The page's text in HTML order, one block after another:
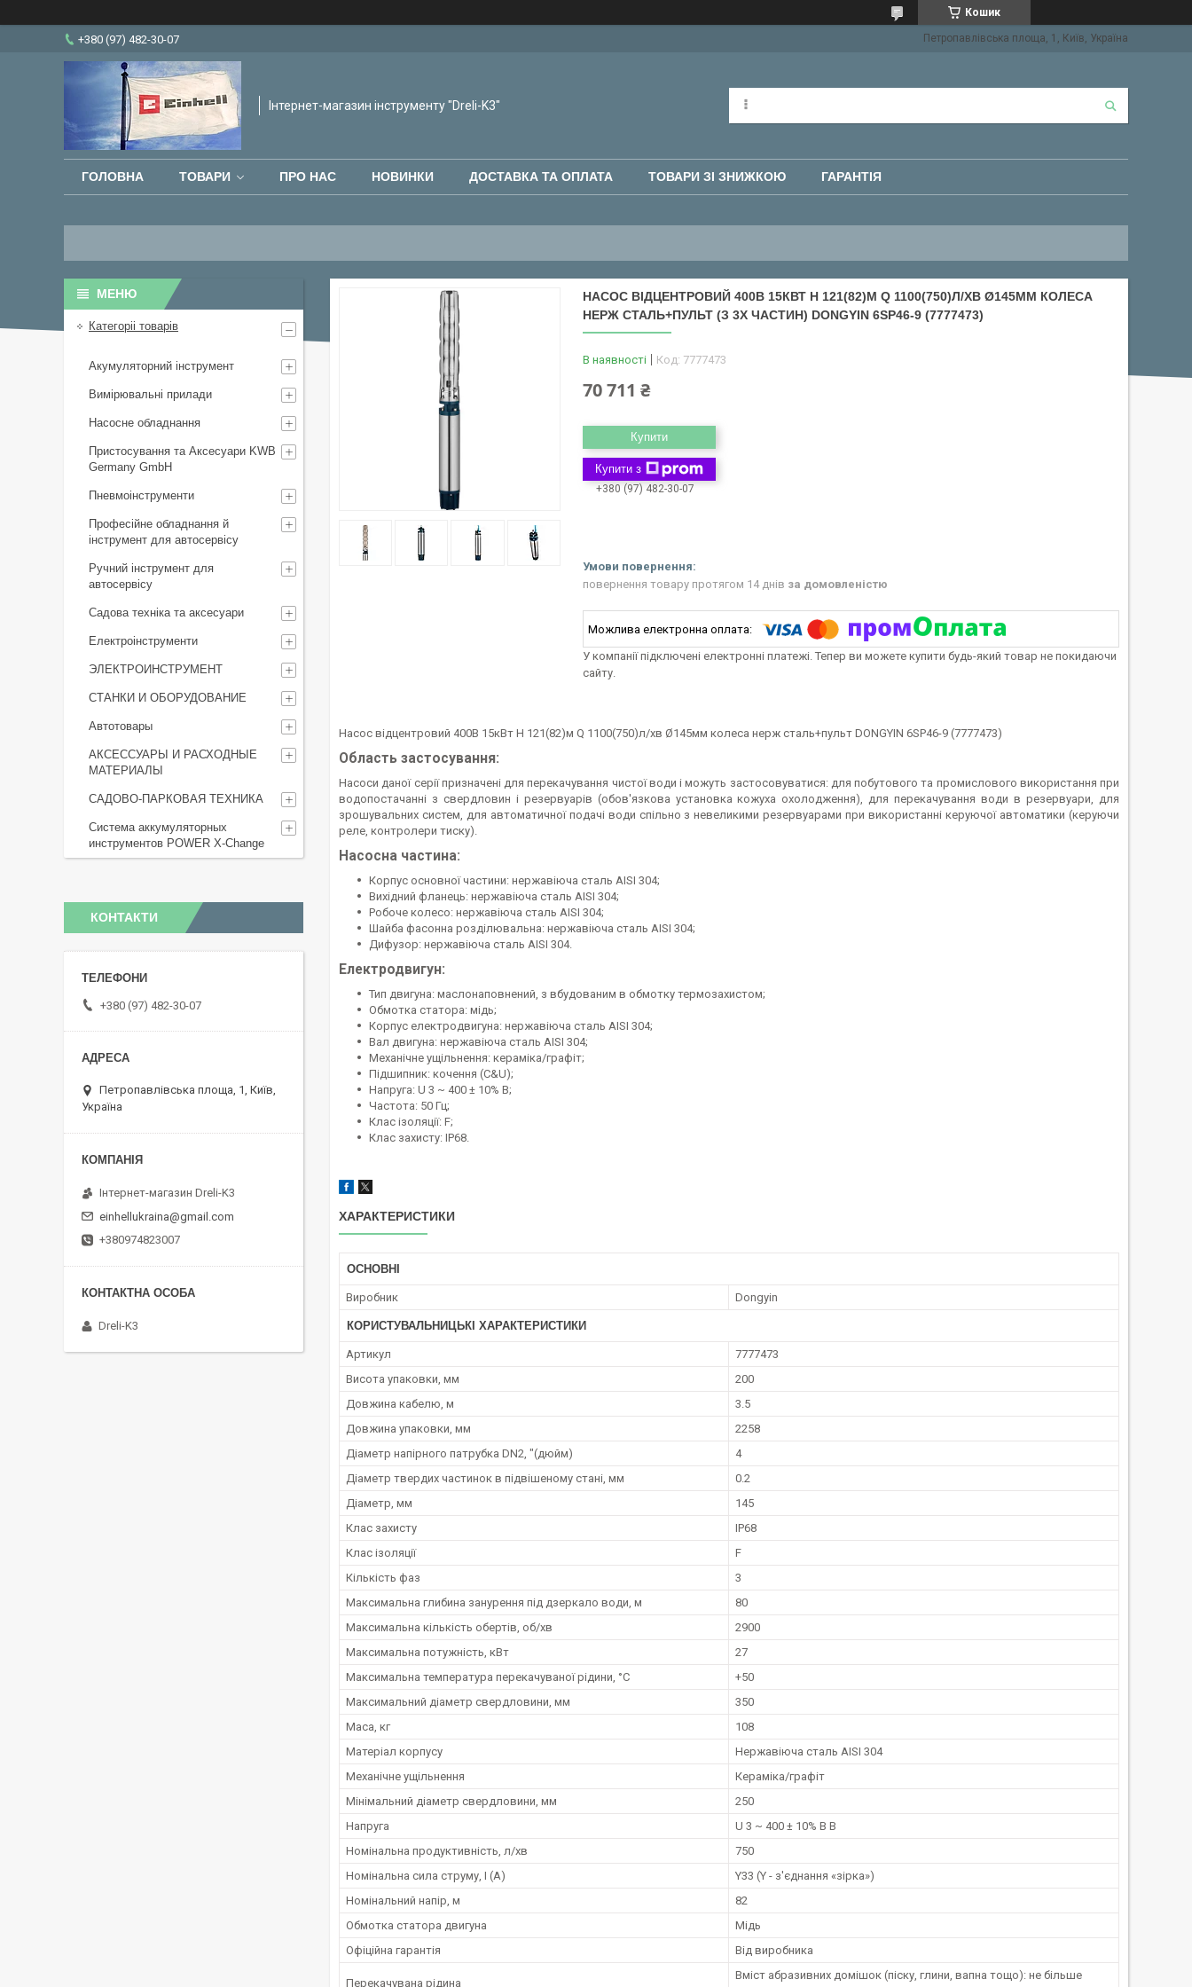
Кошик
+380 (97) 482-30-07 Петропавлівська площа, 1, Київ, Україна
Інтернет-магазин інструменту "Dreli-K3"
ГОЛОВНА ТОВАРИ ПРО НАС НОВИНКИ ДОСТАВКА ТА ОПЛАТА ТОВАРИ ЗІ ЗНИЖКОЮ ГАРАНТІЯ
НАСОС ВІДЦЕНТРОВИЙ 400В 15КВТ H 121(82)М Q 1100(750)Л/ХВ Ø145ММ КОЛЕСА
НЕРЖ СТАЛЬ+ПУЛЬТ (З 3Х ЧАСТИН) DONGYIN 6SP46-9 (7777473)
В наявності Код: 7777473
70 711 ₴
Купити
Купити з
+380 (97) 482-30-07
повернення товару протягом 14 днів за домовленістю
У компанії підключені електронні платежі. Тепер ви можете купити будь-який товар не покидаючи
сайту.
Насос відцентровий 400В 15кВт H 121(82)м Q 1100(750)л/хв Ø145мм колеса нерж сталь+пульт DONGYIN 6SP46-9 (7777473)
Область застосування:
Насоси даної серії призначені для перекачування чистої води і можуть застосовуватися: для побутового та промислового використання при
водопостачанні з свердловин і резервуарів (обов'язкова установка кожуха охолодження), для перекачування води в резервуари, для
зрошувальних систем, для автоматичної подачі води спільно з невеликими резервуарами при використанні керуючої автоматики (керуючи
реле, контролери тиску).
Насосна частина:
Корпус основної частини: нержавiюча сталь AISI 304;
Вихiдний фланець: нержавiюча сталь AISI 304;
Робоче колесо: нержавiюча сталь AISI 304;
Шайба фасонна роздiлювальна: нержавiюча сталь AISI 304;
Дифузор: нержавiюча сталь AISI 304.
Електродвигун:
Тип двигуна: маслонаповнений, з вбудованим в обмотку термозахистом;
Обмотка статора: мiдь;
Корпус електродвигуна: нержавiюча сталь AISI 304;
Вал двигуна: нержавiюча сталь AISI 304;
Механічне ущільнення: керамiка/графiт;
Пiдшипник: кочення (С&U);
Напруга: U 3 ~ 400 ± 10% В;
Частота: 50 Гц;
Клас iзоляцiї: F;
Клас захисту: IP68.
ХАРАКТЕРИСТИКИ
ОСНОВНІ
Виробник Dongyin
КОРИСТУВАЛЬНИЦЬКІ ХАРАКТЕРИСТИКИ
Артикул
7777473
Висота упаковки, мм
200
Довжина кабелю, м
3.5
Довжина упаковки, мм
2258
Діаметр напірного патрубка DN2, "(дюйм)
4
Діаметр твердих частинок в підвішеному стані, мм
0.2
Діаметр, мм
145
Клас захисту
IP68
Клас ізоляції
F
Кількість фаз
3
Максимальна глибина занурення під дзеркало води, м
80
Максимальна кількість обертів, об/хв
2900
Максимальна потужність, кВт
27
Максимальна температура перекачуваної рідини, °C
+50
Максимальний діаметр свердловини, мм
350
Маса, кг
108
Матеріал корпусу
Нержавіюча сталь AISI 304
Механічне ущільнення
Кераміка/графіт
Мінімальний діаметр свердловини, мм
250
Напруга
U 3 ~ 400 ± 10% В В
Номінальна продуктивність, л/хв
750
Номінальна сила струму, I (А)
Y33 (Y - з'єднання «зірка»)
Номінальний напір, м
82
Обмотка статора двигуна
Мідь
Офіційна гарантія
Від виробника
Перекачувана рідина
Вміст абразивних домішок (піску, глини, вапна тощо): не більше
Категоріі товарів
Акумуляторний інструмент
Вимірювальні прилади
Насосне обладнання
Пристосування та Аксесуари KWB
Germany GmbH
Пневмоінструменти
Професійне обладнання й
інструмент для автосервісу
Ручний інструмент для
автосервісу
Садова техніка та аксесуари
Електроінструменти
ЭЛЕКТРОИНСТРУМЕНТ
СТАНКИ И ОБОРУДОВАНИЕ
Автотовары
АКСЕССУАРЫ И РАСХОДНЫЕ
МАТЕРИАЛЫ
САДОВО-ПАРКОВАЯ ТЕХНИКА
Система аккумуляторных
инструментов POWER X-Change
КОНТАКТИ
+380 (97) 482-30-07
Петропавлівська площа, 1, Київ,
Україна
Інтернет-магазин Dreli-K3
einhellukraina@gmail.com
+380974823007
Dreli-K3